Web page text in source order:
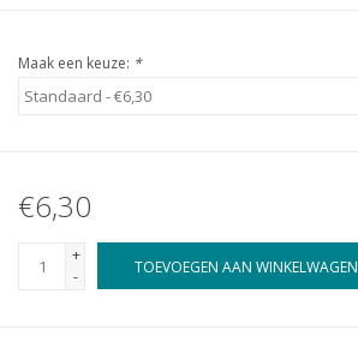
Maak een keuze: *
€6,30
+
-
TOEVOEGEN AAN WINKELWAGEN